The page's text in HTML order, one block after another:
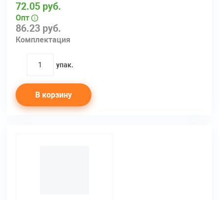
86.23 руб.
Комплектация
72.05 руб.
Опт
quantity
упак.
В корзину